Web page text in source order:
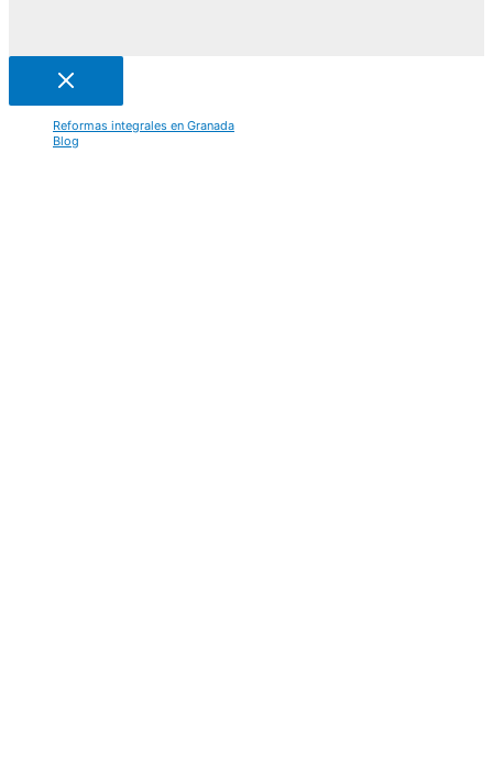
Reformas integrales en Granada
Blog